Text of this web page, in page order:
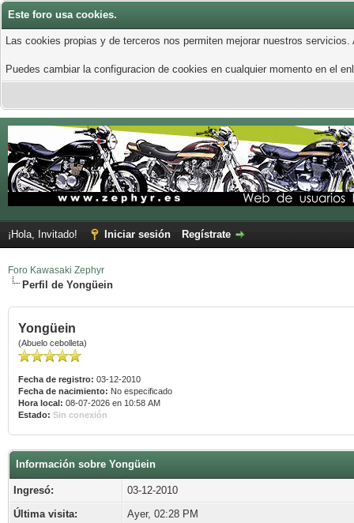
Este foro usa cookies.
Las cookies propias y de terceros nos permiten mejorar nuestros
Puedes cambiar la configuracion de cookies en cualquier momento en el
¡Hola, Invitado! Iniciar sesión Regístrate
Foro Kawasaki Zephyr
Perfil de Yongüein
Yongüein
(Abuelo cebolleta)
Fecha de registro: 03-12-2010
Fecha de nacimiento: No especificado
Hora local: 08-07-2026 en 10:58 AM
Estado: Sin conexión
Información sobre Yongüein
Ingresó:
03-12-2010
Última visita:
Ayer, 02:28 PM